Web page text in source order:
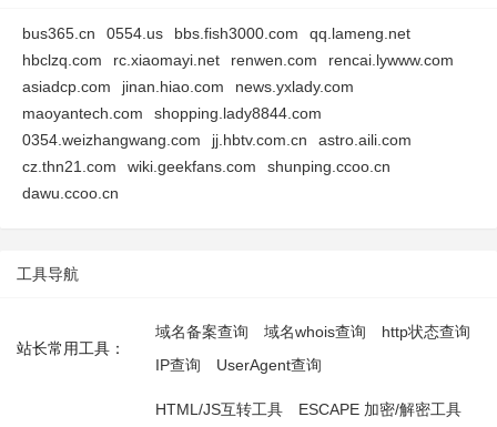
bus365.cn 0554.us bbs.fish3000.com
qq.lameng.net
hbclzq.com
rc.xiaomayi.net renwen.com
rencai.lywww.com
asiadcp.com
jinan.hiao.com
news.yxlady.com
maoyantech.com
shopping.lady8844.com
0354.weizhangwang.com
jj.hbtv.com.cn
astro.aili.com
cz.thn21.com
wiki.geekfans.com
shunping.ccoo.cn
dawu.ccoo.cn
工具导航
站长常用工具：
域名备案查询 域名whois查询
http状态查询
IP查询
UserAgent查询
HTML/JS互转工具
ESCAPE 加密/解密工具